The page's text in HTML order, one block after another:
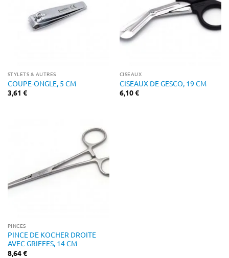
STYLETS & AUTRES
COUPE-ONGLE, 5 CM
3,61 €
CISEAUX
CISEAUX DE GESCO, 19 CM
6,10€
PINCES
PINCE DE KOCHER DROITE
AVEC GRIFFES, 14 CM
8,64€